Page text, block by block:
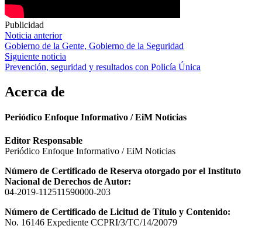
Publicidad
Navegación
de
entradas
Noticia anterior
Gobierno de la Gente, Gobierno de la Seguridad
Siguiente noticia
Prevención, seguridad y resultados con Policía Única
Acerca de
Periódico Enfoque Informativo / EiM Noticias
Editor Responsable
Periódico Enfoque Informativo / EiM Noticias
Número de Certificado de Reserva otorgado por el Instituto
Nacional de Derechos de Autor:
04-2019-112511590000-203
Número de Certificado de Licitud de Título y Contenido:
No. 16146 Expediente CCPRI/3/TC/14/20079